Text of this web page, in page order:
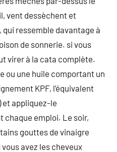
vent dessèchent et
ressemble davantage à
de sonnerie. si vous
virer à la cata complète.
ou une huile comportant un
KPF, l’équivalent
et appliquez-le
chaque emploi. Le soir,
gouttes de vinaigre
avez les cheveux